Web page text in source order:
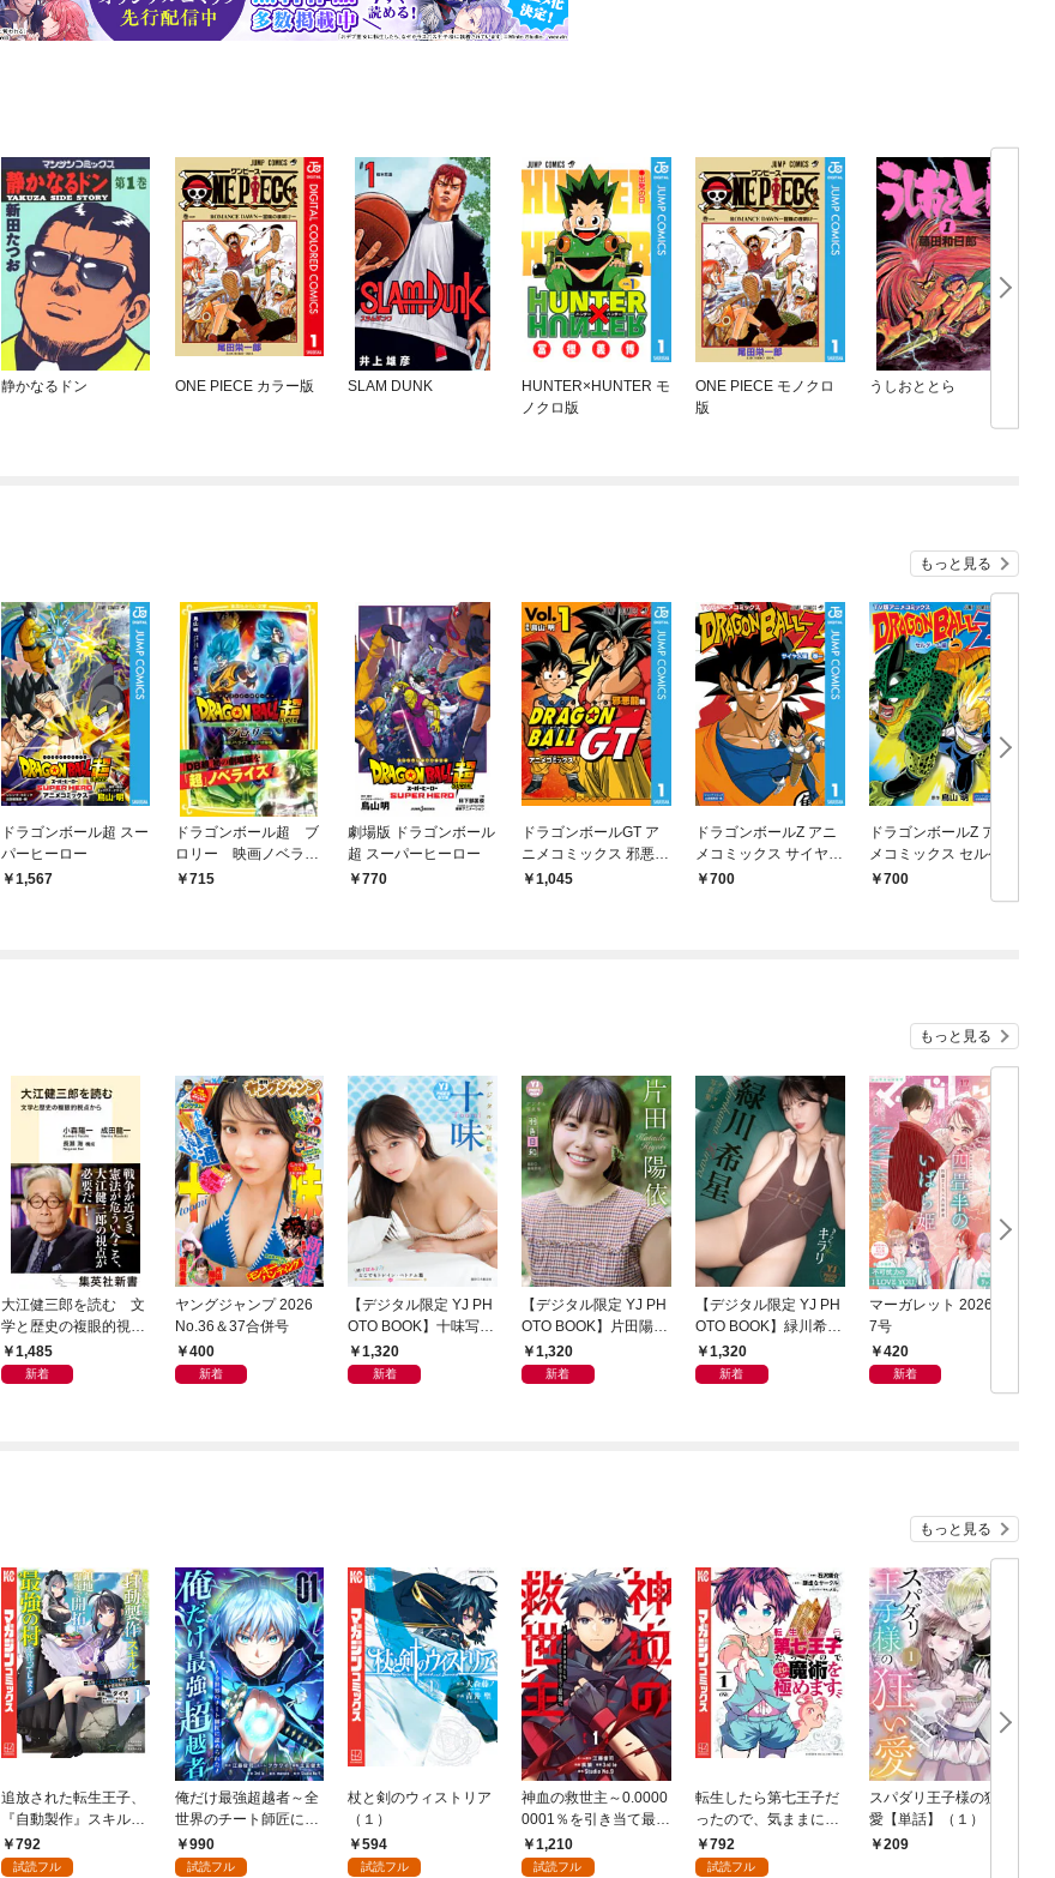
静かなるドン ONE PIECE カラー版 SLAM DUNK
HUNTER×HUNTER モ
ノクロ版
ONE PIECE モノクロ
版
うしおととら
もっと見る
ドラゴンボール超 スー
パーヒーロー
1,567
ドラゴンボール超 ブ
ロリー 映画ノベライ
ズ みらい文庫版
715
劇場版 ドラゴンボール
超 スーパーヒーロー
770
ドラゴンボールGT ア
ニメコミックス 邪悪龍
編 11,045
ドラゴンボールZ アニ
メコミックス サイヤ人
編 巻一
700
ドラゴンボールZ アニ
メコミックス セルゲー
ム編 巻一
700
もっと見る
大江健三郎を読む 文
学と歴史の複眼的視点
から1,485
新着
ヤングジャンプ 2026
No.36＆37合併号
400
新着
【デジタル限定 YJ PH
OTO BOOK】十味写真
集「続・『ぽみ』！？
どこでもトレイン・ベ
1,320
新着
【デジタル限定 YJ PH
OTO BOOK】片田陽依
写真集「羽色日和」
1,320
新着
【デジタル限定 YJ PH
OTO BOOK】緑川希星
写真集「きらら、キラ
リ」
1,320
新着
マーガレット 2026年1
7号
420
新着
もっと見る
追放された転生王子、
『自動製作』スキルで
領地を爆速で開拓し最
強の村を作ってしまう
792
試読フル
俺だけ最強超越者～全
世界のチート師匠に認
められた～【単行本】
（１）
990
試読フル
杖と剣のウィストリア
（１）
594
試読フル
神血の救世主～0.0000
0001％を引き当て最強
へ～【電子書籍特典
付】（１）
1,210
試読フル
転生したら第七王子だ
ったので、気ままに魔
術を極めます（１）
792
試読フル
スパダリ王子様の狂い
愛【単話】（１）
209